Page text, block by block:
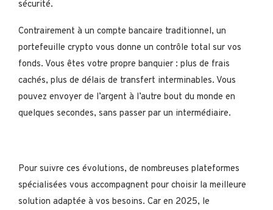
sécurité.
Contrairement à un compte bancaire traditionnel, un
portefeuille crypto vous donne un contrôle total sur vos
fonds. Vous êtes votre propre banquier : plus de frais
cachés, plus de délais de transfert interminables. Vous
pouvez envoyer de l’argent à l’autre bout du monde en
quelques secondes, sans passer par un intermédiaire.
Pour suivre ces évolutions, de nombreuses plateformes
spécialisées vous accompagnent pour choisir la meilleure
solution adaptée à vos besoins. Car en 2025, le